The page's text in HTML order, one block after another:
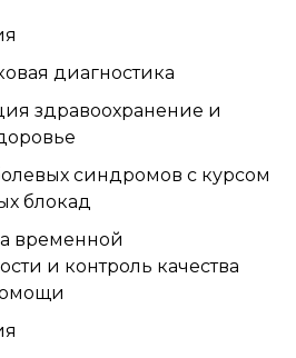
диагностика
здравоохранение и
синдромов с курсом
блокад
временной
и контроль качества